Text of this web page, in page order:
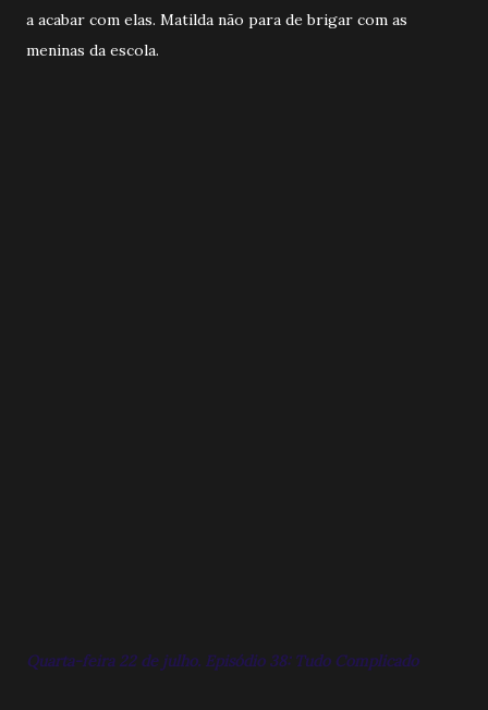
a acabar com elas. Matilda não para de brigar com as
meninas da escola.
Quarta-feira 22 de julho. Episódio 38: Tudo Complicado